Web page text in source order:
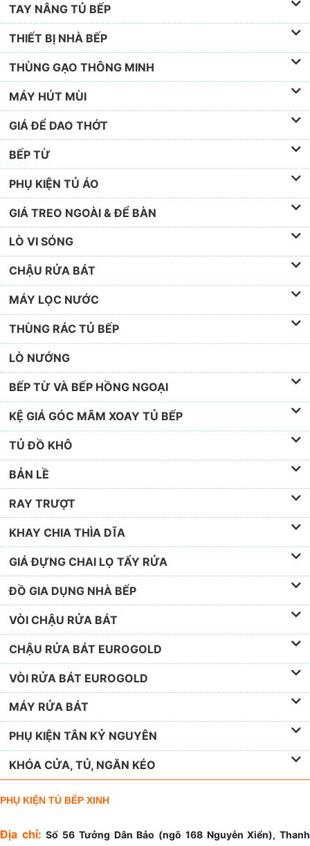
GIÁ XOONG NỒI
GIÁ BÁT CỐ ĐỊNH
GIÁ BÁT NÂNG HẠ
PHỤ KIỆN TỦ BẾP
TAY NÂNG TỦ BẾP
THIẾT BỊ NHÀ BẾP
THÙNG GẠO THÔNG MINH
MÁY HÚT MÙI
GIÁ ĐỂ DAO THỚT
BẾP TỪ
PHỤ KIỆN TỦ ÁO
GIÁ TREO NGOÀI & ĐỂ BÀN
LÒ VI SÓNG
CHẬU RỬA BÁT
MÁY LỌC NƯỚC
THÙNG RÁC TỦ BẾP
LÒ NƯỚNG
BẾP TỪ VÀ BẾP HỒNG NGOẠI
KỆ GIÁ GÓC MÂM XOAY TỦ BẾP
TỦ ĐỒ KHÔ
BẢN LỀ
RAY TRƯỢT
KHAY CHIA THÌA DĨA
GIÁ ĐỰNG CHAI LỌ TẨY RỬA
ĐỒ GIA DỤNG NHÀ BẾP
VÒI CHẬU RỬA BÁT
CHẬU RỬA BÁT EUROGOLD
VÒI RỬA BÁT EUROGOLD
MÁY RỬA BÁT